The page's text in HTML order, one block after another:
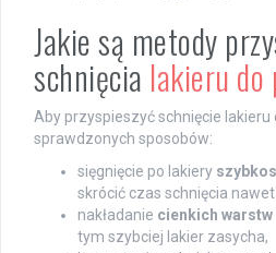
Jakie są metody
schnięcia lakieru do
Aby przyspieszyć schnięcie lakieru
sprawdzonych sposobów:
sięgnięcie po lakiery
skrócić czas schnięcia
nakładanie cienkich warstw
tym szybciej lakier zasycha,